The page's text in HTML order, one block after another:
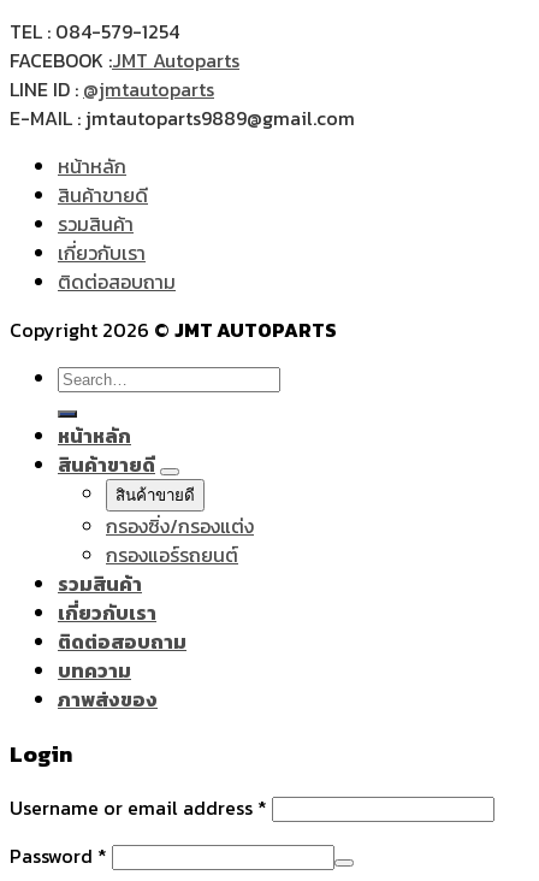
TEL : 084-579-1254
FACEBOOK :JMT Autoparts
LINE ID : @jmtautoparts
E-MAIL : jmtautoparts9889@gmail.com
หน้าหลัก
สินค้าขายดี
รวมสินค้า
เกี่ยวกับเรา
ติดต่อสอบถาม
Copyright 2026 © JMT AUTOPARTS
Search
for:
หน้าหลัก
สินค้าขายดี
สินค้าขายดี
กรองซิ่ง/กรองแต่ง
กรองแอร์รถยนต์
รวมสินค้า
เกี่ยวกับเรา
ติดต่อสอบถาม
บทความ
ภาพส่งของ
Login
Username or email address *
Password *